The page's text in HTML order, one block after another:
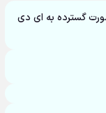
گسترده به ای دی